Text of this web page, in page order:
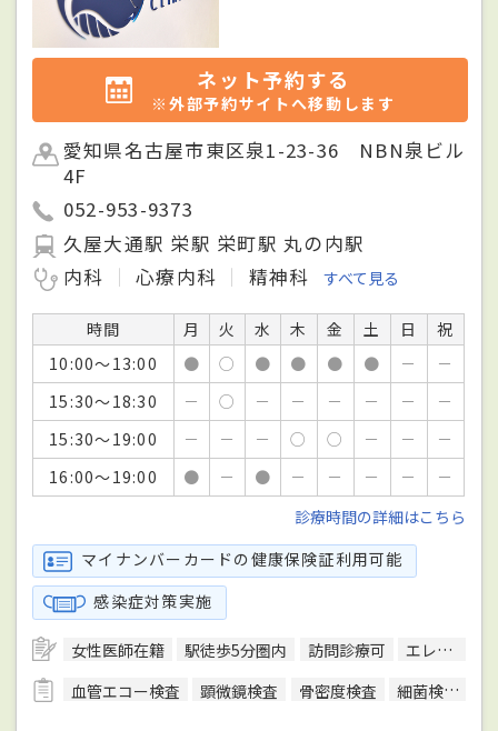
ネット予約する
※外部予約サイトへ移動します
愛知県名古屋市東区泉1-23-36 NBN泉ビル
4F
052-953-9373
久屋大通駅 栄駅 栄町駅 丸の内駅
内科
心療内科 精神科 すべて見る
時間 月 火 水 木 金 土 日
祝
10:00～13:00
● ○ ● ● ● ● －
－
15:30～18:30
－ ○ － － － － －
－
15:30～19:00
－ － － ○ ○ － －
－
16:00～19:00
● － ● － － － －
－
診療時間の詳細はこちら
マイナンバーカードの健康保険証利用可能
感染症対策実施
女性医師在籍 駅徒歩5分圏内 訪問診療可
エレベーターあり
血管エコー検査
顕微鏡検査 骨密度検査 細菌検査